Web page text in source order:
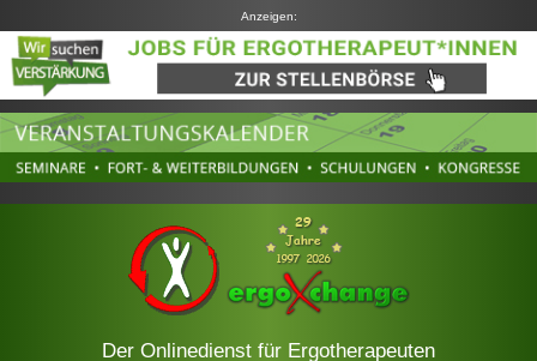
Anzeigen:
Der Onlinedienst für Ergotherapeuten